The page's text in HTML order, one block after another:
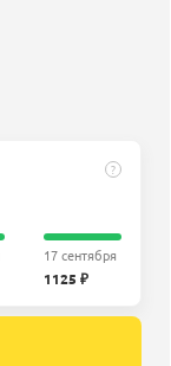
?
17 сентября
1125 ₽